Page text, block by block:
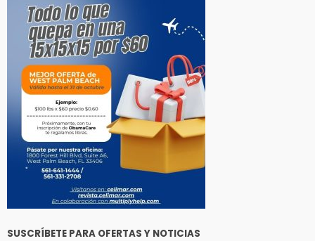
SUSCRÍBETE PARA OFERTAS Y NOTICIAS